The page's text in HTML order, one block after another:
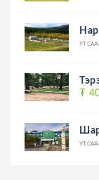
₮